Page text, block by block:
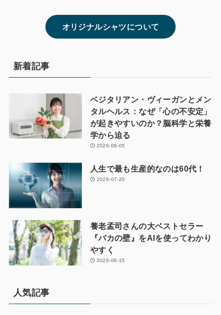
オリジナルシャツについて
新着記事
ベジタリアン・ヴィーガンとメン
タルヘルス：なぜ「心の不安定」
が起きやすいのか？脳科学と栄養
学から迫る
2026-08-05
人生で最も生産的なのは60代！
2026-07-20
養老孟司さんの大ベストセラー
『バカの壁』をAIを使ってわかり
やすく
2026-06-15
人気記事